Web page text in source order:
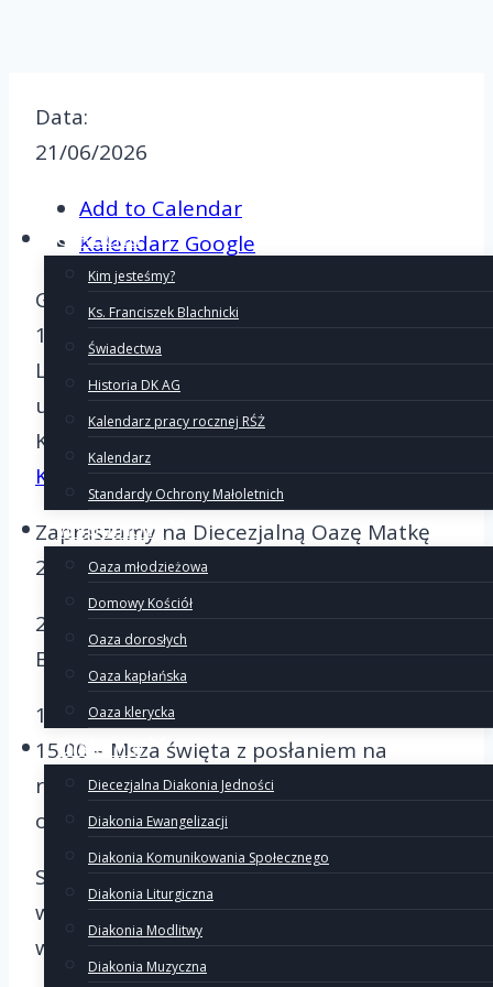
O Ruchu
Kim jesteśmy?
Ks. Franciszek Blachnicki
Świadectwa
Historia DK AG
Kalendarz pracy rocznej RŚŻ
Kalendarz
Standardy Ochrony Małoletnich
Wspólnoty
Oaza młodzieżowa
Domowy Kościół
Oaza dorosłych
Oaza kapłańska
Oaza klerycka
Diakonie
Diecezjalna Diakonia Jedności
Diakonia Ewangelizacji
Diakonia Komunikowania Społecznego
Diakonia Liturgiczna
Diakonia Modlitwy
Diakonia Muzyczna
Data:
21/06/2026
Add to Calendar
Kalendarz Google
Godzina:
15:00
-
Lokalizacja:
ul. Seminaryjna 2, Gniezno.
Kalendarz:
Kalendarz Oazowy
Zapraszamy na Diecezjalną Oazę Matkę
2026
21 czerwca 2026 r. – Gniezno, Centrum
Edukacyjno-Formacyjne
14.45 – przygotowanie do liturgii
15.00 – Msza święta z posłaniem na
rekolekcje (bp R. Orchowicz)
ok. 16.00 – agapa
Serdecznie zapraszamy na spotkanie
wszystkich wyjeżdżających na rekolekcje
wakacyjne oraz całą wspólnotę Ruchu